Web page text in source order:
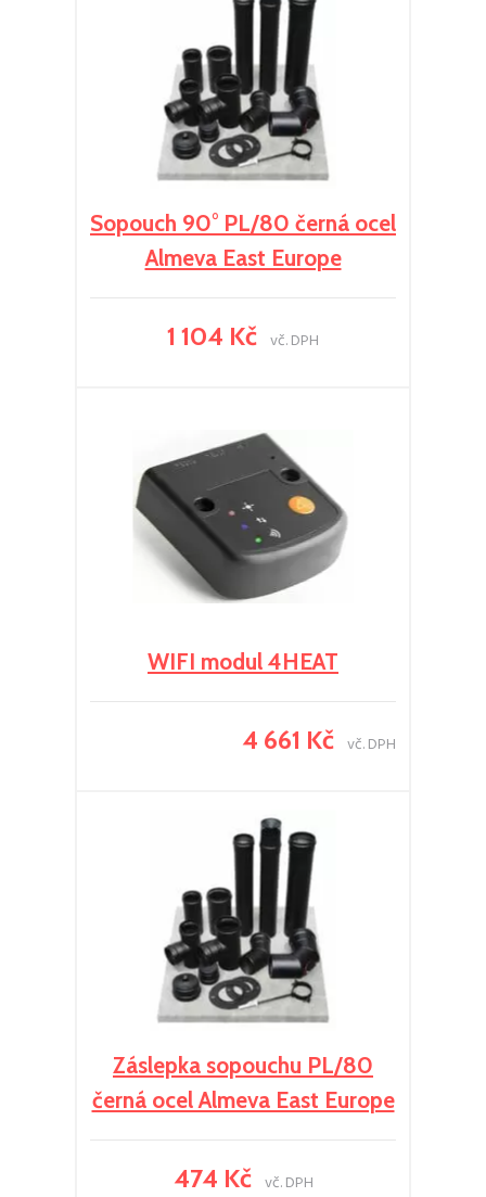
Sopouch 90° PL/80 černá ocel
Almeva East Europe
1 104 Kč vč. DPH
WIFI modul 4HEAT
4 661 Kč vč. DPH
Záslepka sopouchu PL/80
černá ocel Almeva East Europe
474 Kč vč. DPH